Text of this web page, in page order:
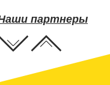
партнеры